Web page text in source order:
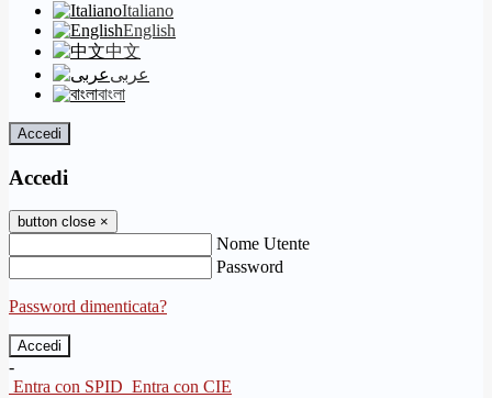
Italiano
English
中文
عربى
বাংলা
Accedi
Accedi
button close ×
Nome Utente
Password
Password dimenticata?
-
Entra con SPID Entra con CIE